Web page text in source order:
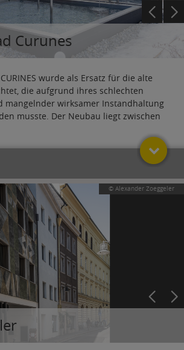
Curunes
wurde als Ersatz für die alte
die aufgrund ihres schlechten
mangelnder wirksamer Instandhaltung
musste. Der Neubau liegt zwischen
© Alexander Zoeggeler